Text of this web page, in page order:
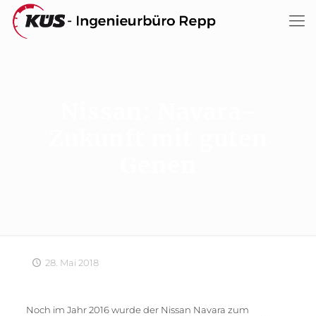
28. Mai 2018
Noch im Jahr 2016 wurde der Nissan Navara zum